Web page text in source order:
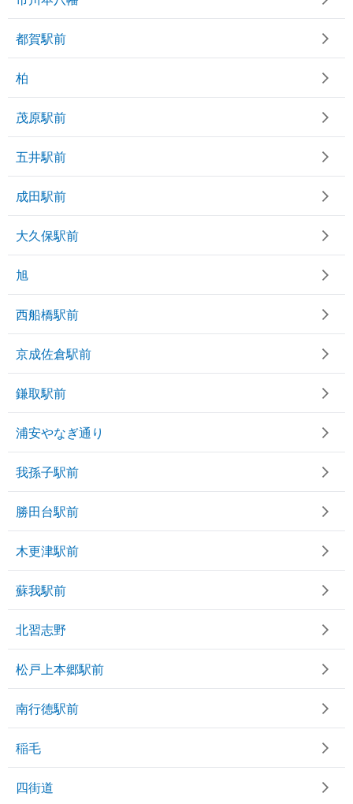
都賀駅前
柏
茂原駅前
五井駅前
成田駅前
大久保駅前
旭
西船橋駅前
京成佐倉駅前
鎌取駅前
浦安やなぎ通り
我孫子駅前
勝田台駅前
木更津駅前
蘇我駅前
北習志野
松戸上本郷駅前
南行徳駅前
稲毛
四街道